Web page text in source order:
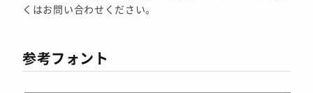
くはお問い合わせください。
参考フォント